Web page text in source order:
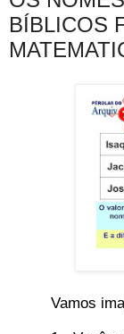
BÍBLICOS
Vamos